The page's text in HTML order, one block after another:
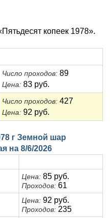
копеек 1978».
Число проходов: 89
Цена: 83 руб.
Число проходов: 427
Цена: 92 руб.
г Земной шар
на 8/6/2026
Цена: 85 руб.
Проходов: 61
Цена: 92 руб.
Проходов: 235